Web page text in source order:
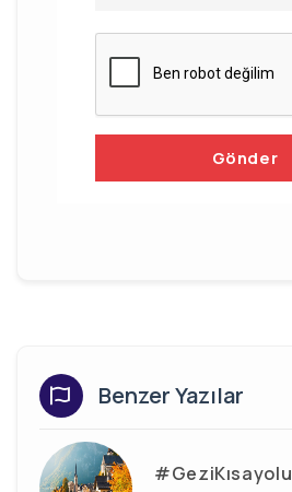
Gönder
Benzer Yazılar
#GeziKısayolu